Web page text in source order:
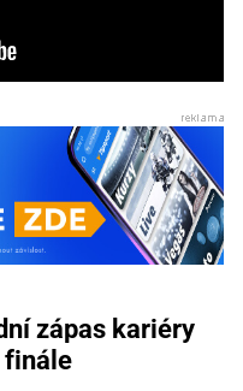
zápas kariéry
finále